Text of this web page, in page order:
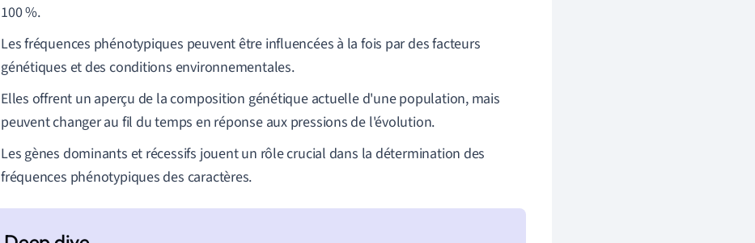
100 %.
Les fréquences phénotypiques peuvent être influencées à la fois par des facteurs
génétiques et des conditions environnementales.
Elles offrent un aperçu de la composition génétique actuelle d'une population, mais
peuvent changer au fil du temps en réponse aux pressions de l'évolution.
Les gènes dominants et récessifs jouent un rôle crucial dans la détermination des
fréquences phénotypiques des caractères.